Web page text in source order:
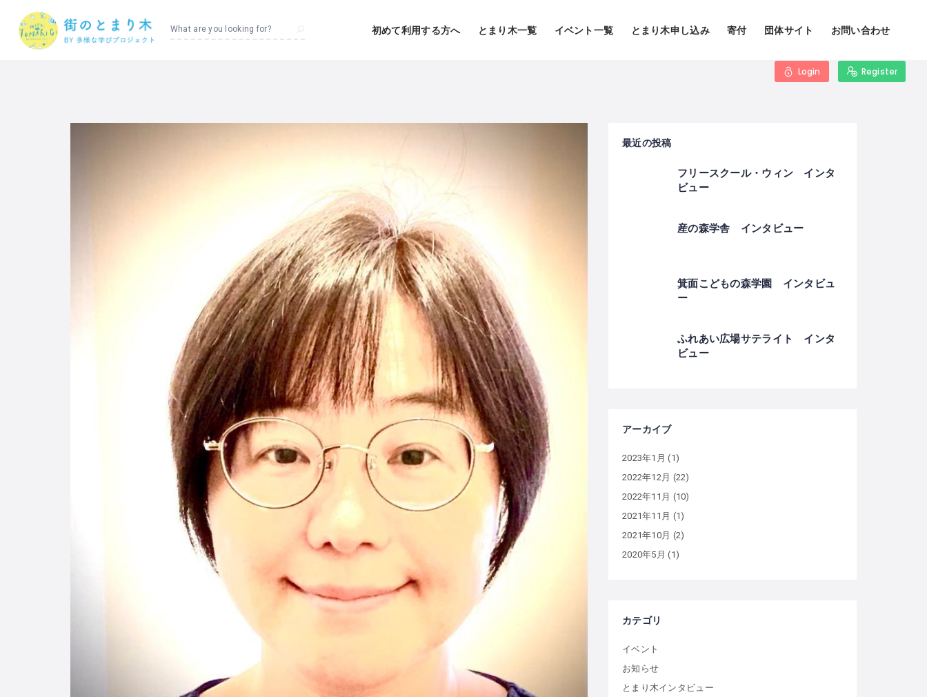
What are you looking for? 初めて利用する方へ とまり木一覧 イベント一覧 とまり木申し込み 寄付 団体サイト お問い合わせ
Login Register
最近の投稿
フリースクール・ウィン インタ
ビュー
産の森学舎 インタビュー
箕面こどもの森学園 インタビュ
ー
ふれあい広場サテライト インタ
ビュー
アーカイブ
2023年1月 (1)
2022年12月 (22)
2022年11月 (10)
2021年11月 (1)
2021年10月 (2)
2020年5月 (1)
カテゴリ
イベント
お知らせ
とまり木インタビュー